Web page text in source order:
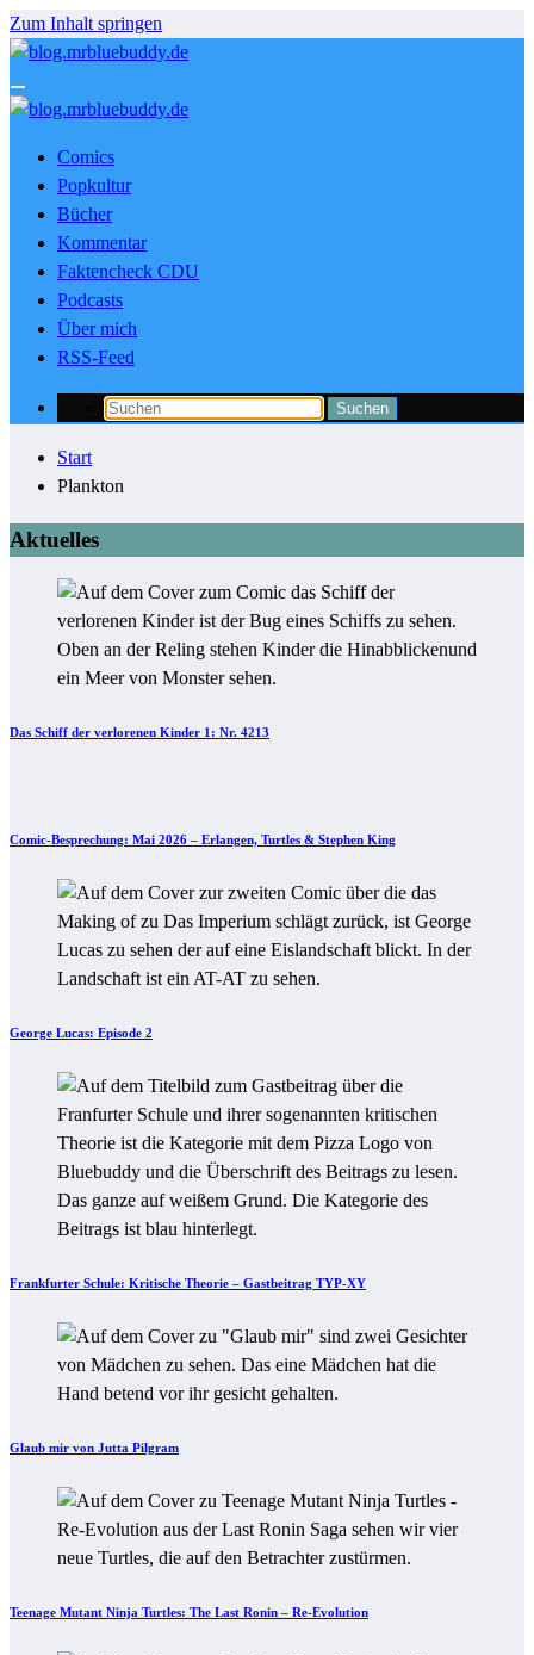
Zum Inhalt springen
Comics
Popkultur
Bücher
Kommentar
Faktencheck CDU
Podcasts
Über mich
RSS-Feed
Start
Plankton
Aktuelles
Das Schiff der verlorenen Kinder 1: Nr. 4213
Comic-Besprechung: Mai 2026 – Erlangen, Turtles & Stephen King
George Lucas: Episode 2
Frankfurter Schule: Kritische Theorie – Gastbeitrag TYP-XY
Glaub mir von Jutta Pilgram
Teenage Mutant Ninja Turtles: The Last Ronin – Re-Evolution